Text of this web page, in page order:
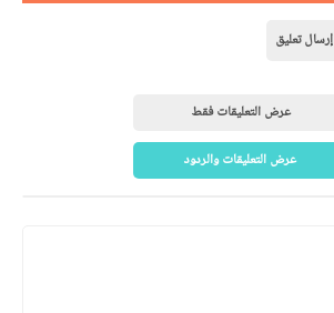
إرسال تعليق
عرض التعليقات فقط
عرض التعليقات والردود